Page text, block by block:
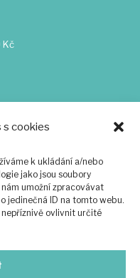
s cookies
k ukládání a/nebo
jako jsou soubory
umožní zpracovávat
jedinečná ID na tomto webu.
nepříznivě ovlivnit určité
Kč